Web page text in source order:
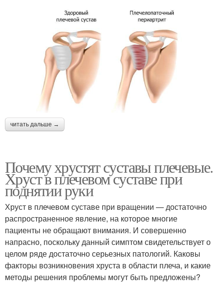
читать дальше →
Почему хрустят суставы плечевые.
Хруст в плечевом суставе при
поднятии руки
Хруст в плечевом суставе при вращении — достаточно
распространенное явление, на которое многие
пациенты не обращают внимания. И совершенно
напрасно, поскольку данный симптом свидетельствует о
целом ряде достаточно серьезных патологий. Каковы
факторы возникновения хруста в области плеча, и какие
методы решения проблемы могут быть предложены?